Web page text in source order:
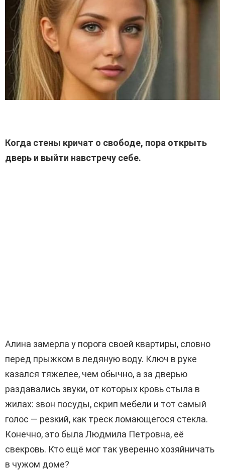
Когда стены кричат о свободе, пора открыть
дверь и выйти навстречу себе.
Алина замерла у порога своей квартиры, словно
перед прыжком в ледяную воду. Ключ в руке
казался тяжелее, чем обычно, а за дверью
раздавались звуки, от которых кровь стыла в
жилах: звон посуды, скрип мебели и тот самый
голос — резкий, как треск ломающегося стекла.
Конечно, это была Людмила Петровна, её
свекровь. Кто ещё мог так уверенно хозяйничать
в чужом доме?